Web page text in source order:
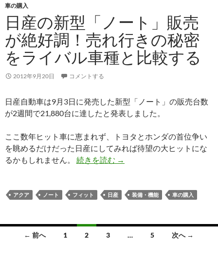
車の購入
日産の新型「ノート」販売
が絶好調！売れ行きの秘密
をライバル車種と比較する
2012年9月20日 コメントする
日産自動車は9月3日に発売した新型「ノート」の販売台数
が2週間で21,880台に達したと発表しました。
ここ数年ヒット車に恵まれず、トヨタとホンダの首位争い
を眺めるだけだった日産にしてみれば待望の大ヒットにな
るかもしれません。 続きを読む →
アクア ノート フィット 日産 装備・機能 車の購入
← 前へ 1 2 3 … 5 次へ →